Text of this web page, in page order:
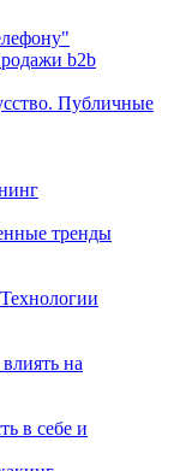
b2b
Публичные
тренды
на
в себе и